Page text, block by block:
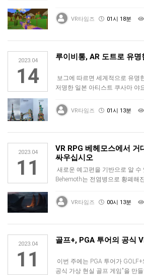
VR타임즈 01시 18분
2023.04
14
루이비통, AR 도트로 유
보그에 따르면 세계적으로 유명
저명한 일본 아티스트 쿠사마 야
VR타임즈 01시 13분
2023.04
11
VR RPG 베헤모스에서 거
싸우십시오
새로운 예고편을 기반으로 알 수
Behemoth는 전염병으로 황폐해
VR타임즈 00시 13분
2023.04
11
골프+, PGA 투어의 공식
이번 주에는 PGA 투어가
공식 가상 현실 골프 게임"을 만